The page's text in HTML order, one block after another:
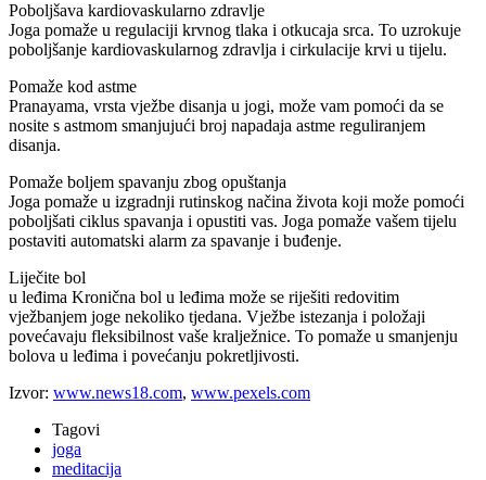
Poboljšava kardiovaskularno zdravlje
Joga pomaže u regulaciji krvnog tlaka i otkucaja srca. To uzrokuje
poboljšanje kardiovaskularnog zdravlja i cirkulacije krvi u tijelu.
Pomaže kod astme
Pranayama, vrsta vježbe disanja u jogi, može vam pomoći da se
nosite s astmom smanjujući broj napadaja astme reguliranjem
disanja.
Pomaže boljem spavanju zbog opuštanja
Joga pomaže u izgradnji rutinskog načina života koji može pomoći
poboljšati ciklus spavanja i opustiti vas. Joga pomaže vašem tijelu
postaviti automatski alarm za spavanje i buđenje.
Liječite bol
u leđima Kronična bol u leđima može se riješiti redovitim
vježbanjem joge nekoliko tjedana. Vježbe istezanja i položaji
povećavaju fleksibilnost vaše kralježnice. To pomaže u smanjenju
bolova u leđima i povećanju pokretljivosti.
Izvor: www.news18.com, www.pexels.com
Tagovi
joga
meditacija